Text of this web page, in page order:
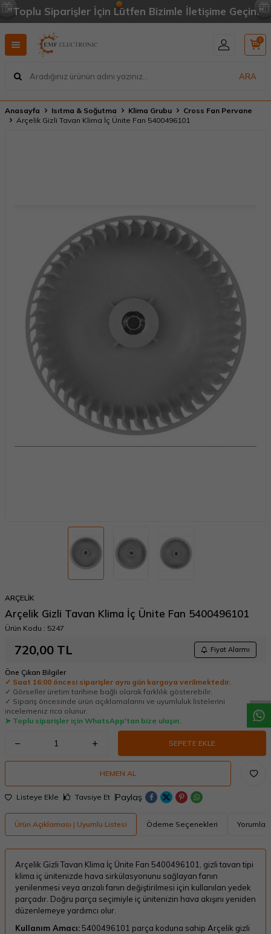
"Toplu Siparişler İçin Lütfen Bizimle İletişime Geçin."
ARA
0
Anasayfa Isıtma & Soğutma Klima Grubu
Cross Fan Pervane
Arçelik Gizli Tavan Klima İç Ünite Fan 5400496101
ARÇELİK
Arçelik Gizli Tavan Klima İç Ünite Fan 5400496101
Ürün Kodu : 5247
720,00 TL Fiyat Alarmı
Öne Çıkan Bilgiler
✓ Saat 16:00 öncesi siparişler aynı gün kargoya verilmektedir.
✓ Görseller üretim tarihine bağlı olarak farklılık gösterebilir.
✓ Sipariş öncesinde ürün açıklamalarını ve uyumluluk listelerini
incelemeniz rica olunur.
➤ Toplu siparişler için WhatsApp'tan bize ulaşın.
SEPETE EKLE
HEMEN AL
Listeye Ekle Tavsiye Et Paylaş
Ürün Açıklaması | Uyumlu Listesi Ödeme Seçenekleri Yorumlar
Arçelik Gizli Tavan Klima İç Ünite Fan 5400496101, gizli tavan tipi
klima iç ünitenizde hava sirkülasyonunu sağlayan fanın
yenilenmesi veya arızalı fanın değiştirilmesi için kullanılan yedek
parçadır. Doğru parça seçimiyle iç ünitenizin hava akışını yeniden
düzenlemeye yardımcı olur.
Kullanım Amacı: 5400496101 parça koduna sahip Arçelik gizli